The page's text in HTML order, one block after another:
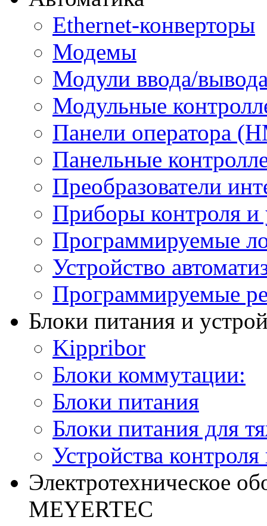
Ethernet-конверторы
Модемы
Модули ввода/
Модульные
Панели оператора
Панельные
Преобразователи
Приборы контроля и
Программируемые
Устройство
Программируемые
Блоки питания и
Kippribor
Блоки коммутации:
Блоки питания
Блоки питания для
Устройства
Электротехническое
MEYERTEC